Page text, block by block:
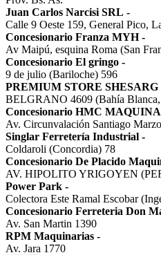
Juan Carlos Narcisi SRL -
Calle 9 Oeste 159, General Pico,
Concesionario Franza MYH -
Av Maipú, esquina Roma (San
Concesionario El gringo -
9 de julio (Bariloche) 596
PREMIUM STORE SHESARG
BELGRANO 4609 (Bahía
Concesionario HMC
Av. Circunvalación Santiago
Singlar Ferretería Industrial -
Coldaroli (Concordia) 78
Concesionario De Placido
AV. HIPOLITO YRIGOYEN
Power Park -
Colectora Este Ramal Escobar
Concesionario Ferreteria Don
Av. San Martin 1390
RPM Maquinarias -
Av. Jara 1770